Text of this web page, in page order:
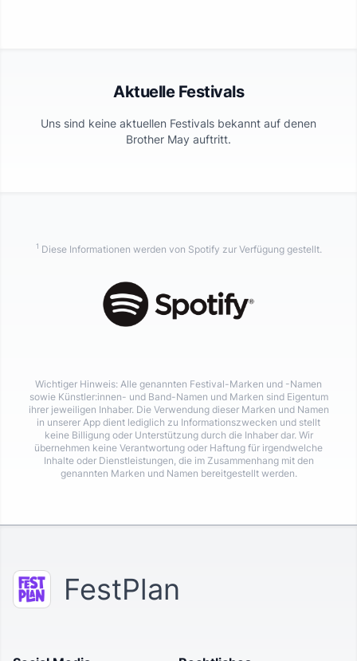
Aktuelle Festivals
Uns sind keine aktuellen Festivals bekannt auf denen
Brother May auftritt.
1 Diese Informationen werden von Spotify zur Verfügung gestellt.
Wichtiger Hinweis: Alle genannten Festival-Marken und -Namen
sowie Künstler:innen- und Band-Namen und Marken sind Eigentum
ihrer jeweiligen Inhaber. Die Verwendung dieser Marken und Namen
in unserer App dient lediglich zu Informationszwecken und stellt
keine Billigung oder Unterstützung durch die Inhaber dar. Wir
übernehmen keine Verantwortung oder Haftung für irgendwelche
Inhalte oder Dienstleistungen, die im Zusammenhang mit den
genannten Marken und Namen bereitgestellt werden.
FestPlan